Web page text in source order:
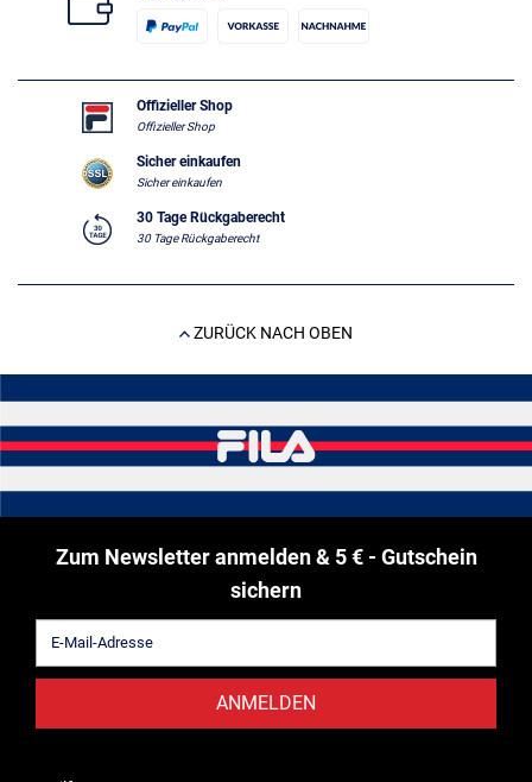
Offizieller Shop
Offizieller Shop
Sicher einkaufen
Sicher einkaufen
30 Tage Rückgaberecht
30 Tage Rückgaberecht
ZURÜCK NACH OBEN
Zum Newsletter anmelden & 5 € - Gutschein
sichern
ANMELDEN